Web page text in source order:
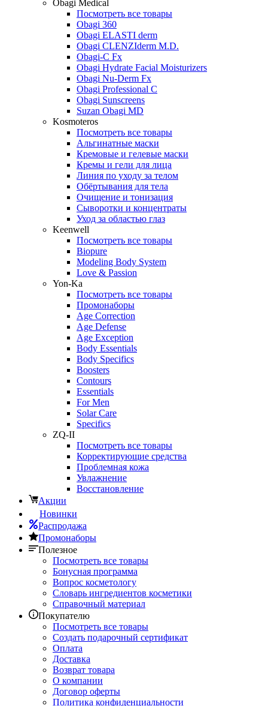
Obagi Medical
Посмотреть все товары
Obagi 360
Obagi ELASTI derm
Obagi CLENZIderm M.D.
Obagi-C Fx
Obagi Hydrate Facial Moisturizers
Obagi Nu-Derm Fx
Obagi Professional C
Obagi Sunscreens
Suzan Obagi MD
Kosmoteros
Посмотреть все товары
Альгинатные маски
Кремовые и гелевые маски
Кремы и гели для лица
Линия по уходу за телом
Обёртывания для тела
Очищение и тонизация
Сыворотки и концентраты
Уход за областью глаз
Keenwell
Посмотреть все товары
Biopure
Modeling Body System
Love & Passion
Yon-Ka
Посмотреть все товары
Промонаборы
Age Correction
Age Defense
Age Exception
Body Essentials
Body Specifics
Boosters
Contours
Essentials
For Men
Solar Care
Specifics
ZQ-II
Посмотреть все товары
Корректирующие средства
Проблемная кожа
Увлажнение
Восстановление
Акции
Новинки
Распродажа
Промонаборы
Полезное
Посмотреть все товары
Бонусная программа
Вопрос косметологу
Словарь ингредиентов косметики
Справочный материал
Покупателю
Посмотреть все товары
Создать подарочный сертификат
Оплата
Доставка
Возврат товара
О компании
Договор оферты
Политика конфиденциальности